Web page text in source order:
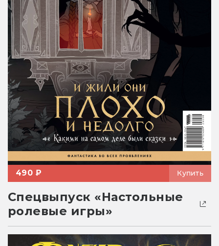
490 ₽ Купить
Спецвыпуск «Настольные
ролевые игры»